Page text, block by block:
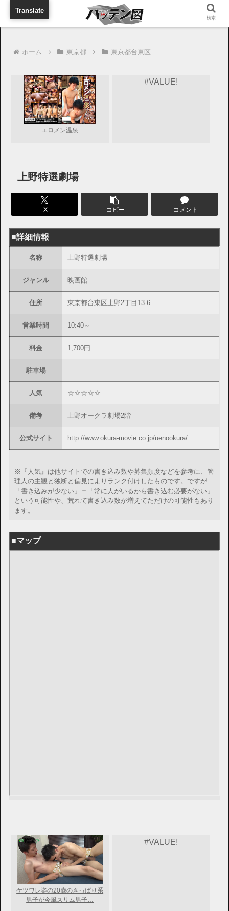
旅行に出張に待ち合わせに
ホーム 東京都 東京都台東区
エロメン温泉
#VALUE!
上野特選劇場
X コピー コメント
■詳細情報
名称 上野特選劇場
ジャンル 映画館
住所 東京都台東区上野2丁目13-6
営業時間 10:40～
料金 1,700円
駐車場 –
人気 ☆☆☆☆☆
備考 上野オークラ劇場2階
公式サイト http://www.okura-movie.co.jp/uenookura/
※『人気』は他サイトでの書き込み数や募集頻度などを参考に、管
理人の主観と独断と偏見によりランク付けしたものです。ですが
「書き込みが少ない」＝「常に人がいるから書き込む必要がない」
という可能性や、荒れて書き込み数が増えてただけの可能性もあり
ます。
■マップ
ケツワレ姿の20歳のさっぱり系
男子が今風スリム男子…
#VALUE!
検索
Translate